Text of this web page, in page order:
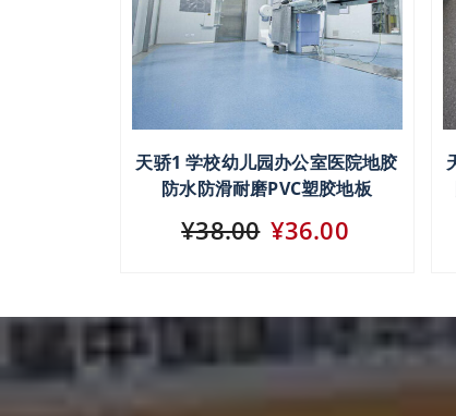
天骄1 学校幼儿园办公室医院地胶
防水防滑耐磨PVC塑胶地板
¥38.00 ¥36.00